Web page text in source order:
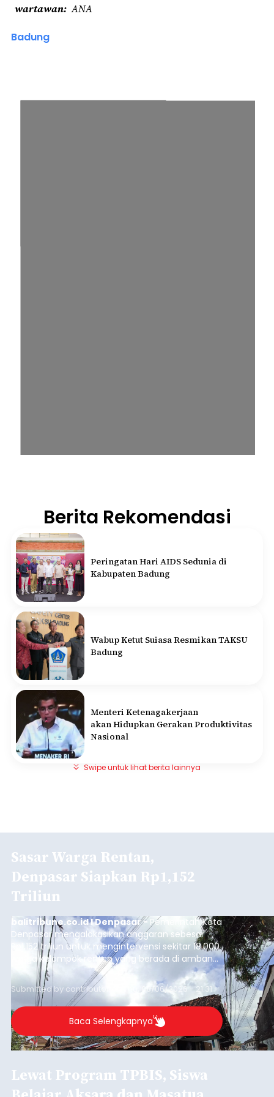
wartawan ANA
Badung
Berita Rekomendasi
Peringatan Hari AIDS Sedunia di
Kabupaten Badung
Wabup Ketut Suiasa Resmikan TAKSU
Badung
Menteri Ketenagakerjaan
akan Hidupkan Gerakan Produktivitas
Nasional
Swipe untuk lihat berita lainnya
Sasar Warga Rentan,
Denpasar Siapkan Rp1,152
Triliun
balitribune.co.id I Denpasar - Pemerintah Kota
Denpasar mengalokasikan anggaran sebesar
Rp1,152 triliun untuk mengintervensi sekitar 18.000
warga kelompok rentan yang berada di ambang
garis kemiskinan. Langkah strategis ini diambil
guna menjaga masyarakat yang berada pada
kelompok desil 5 dan 6 tersebut agar tidak
merosot ke kategori miskin.
Submitted by contributor Thu, 08/06/2026 - 21:31
Baca Selengkapnya
Lewat Program TPBIS, Siswa